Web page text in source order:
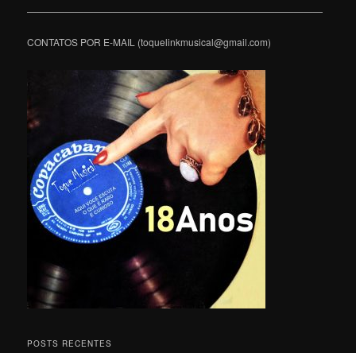
———————————————————————————————
CONTATOS POR E-MAIL (toquelinkmusical@gmail.com)
POSTS RECENTES